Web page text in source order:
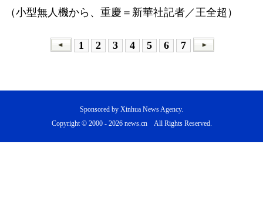
（小型無人機から、重慶＝新華社記者／王全超）
1 2 3 4 5 6 7
Sponsored by Xinhua News Agency.
Copyright © 2000 - 2026 news.cn All Rights Reserved.